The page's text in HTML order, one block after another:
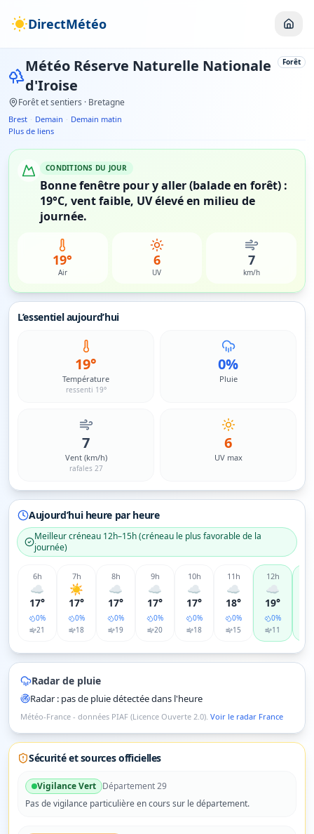
DirectMétéo
Météo Réserve Naturelle Nationale
d'Iroise
Forêt et sentiers · Bretagne
Forêt
Brest · Demain · Demain matin
Plus de liens
CONDITIONS DU JOUR
Bonne fenêtre pour y aller (balade en forêt) :
19°C, vent faible, UV élevé en milieu de
journée.
19°
Air
6
UV
7
km/h
L’essentiel aujourd’hui
19°
Température
ressenti 19°
0%
Pluie
7
Vent (km/h)
rafales 27
6
UV max
Aujourd’hui heure par heure
Meilleur créneau 12h–15h(créneau le plus favorable de la
journée)
6h
☁️
17°
0%
21
7h
☀️
17°
0%
18
8h
☁️
17°
0%
19
9h
☁️
17°
0%
20
10h
☁️
17°
0%
18
11 h
☁️
18°
0%
15
12h
☁️
19°
0%
11
Radar de pluie
Radar : pas de pluie détectée dans l'heure
Météo-France - données PIAF (Licence Ouverte 2.0). Voir le radar France
Sécurité et sources officielles
VigilanceVert Département29
Pas de vigilance particulière en cours sur le département.